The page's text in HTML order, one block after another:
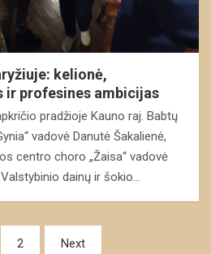
kelionė,
ir profesines ambicijas
pradžioje Kauno raj. Babtų
vadovė Danutė Šakalienė,
centro choro „Žaisa“ vadovė
dainų ir šokio…
2 Next